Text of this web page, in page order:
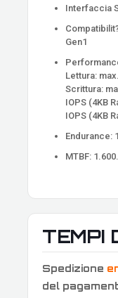
Interfaccia
Gen1
Lettura:
Scrittura:
IOPS (4KB
IOPS (4KB
Endurance:
MTBF:
TEMPI
Spedizione
del